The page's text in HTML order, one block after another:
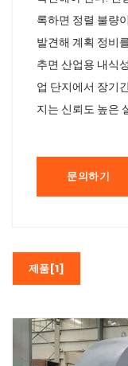
록하면 정렬 불량
발견해 계획 정비
추면 산업용 내식
업 단지에서 장기
지는 신뢰도 높은
문의하기
제품[1]